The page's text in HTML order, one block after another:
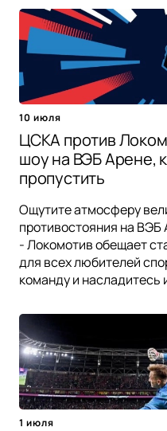
10 июля
ЦСКА против
шоу на ВЭБ Арене,
пропустить
Ощутите атмосферу
противостояния на
- Локомотив обещает
для всех любителей
команду и насладитесь
1 июля